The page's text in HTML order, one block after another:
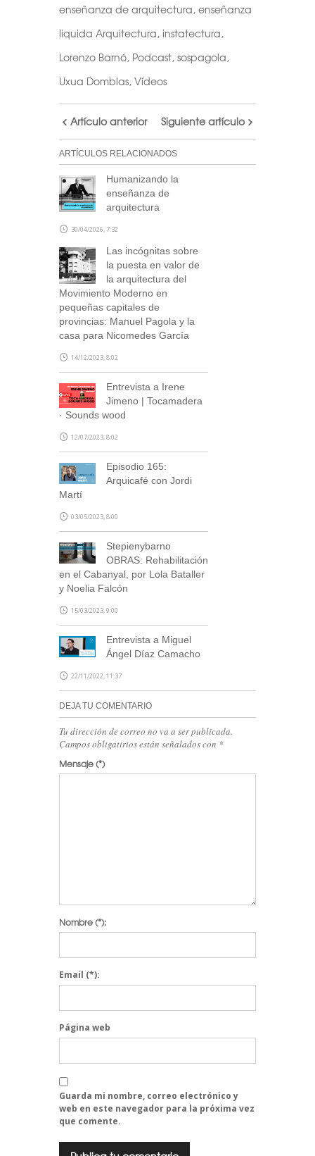
enseñanza de arquitectura, enseñanza
liquida Arquitectura, instatectura,
Lorenzo Barnó, Podcast, sospagola,
Uxua Domblas, Vídeos
Artículo anterior Siguiente artículo
ARTÍCULOS RELACIONADOS
Humanizando la
enseñanza de
arquitectura
30/04/2026, 7:32
Las incógnitas sobre
la puesta en valor de
la arquitectura del
Movimiento Moderno en
pequeñas capitales de
provincias: Manuel Pagola y la
casa para Nicomedes García
14/12/2023, 8:02
Entrevista a Irene
Jimeno | Tocamadera
· Sounds wood
12/07/2023, 8:02
Episodio 165:
Arquicafé con Jordi
Martí
03/05/2023, 8:00
Stepienybarno
OBRAS: Rehabilitación
en el Cabanyal, por Lola Bataller
y Noelia Falcón
15/03/2023, 9:00
Entrevista a Miguel
Ángel Díaz Camacho
22/11/2022, 11:37
DEJA TU COMENTARIO
Tu dirección de correo no va a ser publicada.
Campos obligatirios están señalados con *
Mensaje(*)
Nombre(*):
Email (*):
Página web
Guarda mi nombre, correo electrónico y
web en este navegador para la próxima vez
que comente.